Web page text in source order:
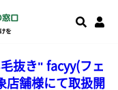
抜き" facyy(フェ
店舗様にて取扱開